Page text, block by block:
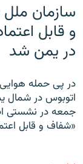
سازمان
و قابل
در یمن شد
در پی حمله
اتوبوس در شمال
جمعه در نشستی
«شفاف و قابل